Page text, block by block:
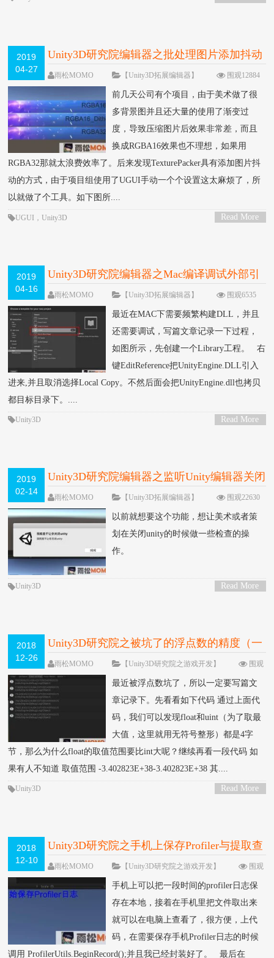
2019
04-27
Unity3D研究院编辑器之批处理图片添加抖动
（三十三）
雨松MOMO 【Unity3D拓展编辑器】
围观12884
次
5 条评论
前几天公司有个项目，由于美术做了很
多背景图并且还大量的使用了渐变过
度，导致压缩图片后效果非常差，而且
换成RGBA16效果也不理想，如果用
RGBA32那就太浪费效率了。后来发现TexturePacker具有添加图片抖
动的方式，由于项目组使用了UGUI手动一个个设置这太麻烦了，所
以就做了个工具。如下图所....
Read More
UGUI ，Unity3D
2019
04-16
Unity3D研究院编辑器之Mac编译调试外部引
用DLL（三十二）
雨松MOMO 【Unity3D拓展编辑器】
围观6535
次
留下评论
最近在MAC下需要频繁构建DLL，并且
还需要调试，写篇文章记录一下过程，
如图所示，先创建一个Library工程。 右
键EditReference把UnityEngine.DLL引入
进来,并且取消选择Local Copy。不然后面会把UnityEngine.dll也拷贝
都目标目录下。....
Read More
Unity3D
2019
02-14
Unity3D研究院编辑器之监听Unity编辑器关闭
事件（三十一）
雨松MOMO 【Unity3D拓展编辑器】
围观22630
次
9 条评论
以前就想要这个功能，想让美术或者策
划在关闭unity的时候做一些检查的操
作。
Read More
Unity3D
2018
12-26
Unity3D研究院之被坑了的浮点数的精度（一
百零三）
雨松MOMO 【Unity3D研究院之游戏开发】
围观
30187次
12 条评论
最近被浮点数坑了，所以一定要写篇文
章记录下。先看看如下代码 通过上面代
码，我们可以发现float和uint（为了取最
大值，这里就用无符号整形）都是4字
节，那么为什么float的取值范围要比int大呢？继续再看一段代码 如
果有人不知道 取值范围 -3.402823E+38-3.402823E+38 其....
Read More
Unity3D
2018
12-10
Unity3D研究院之手机上保存Profiler与提取查
看（一百零二）
雨松MOMO 【Unity3D研究院之游戏开发】
围观
14507次
5 条评论
手机上可以把一段时间的profiler日志保
存在本地，接着在手机里把文件取出来
就可以在电脑上查看了，很方便，上代
码，在需要保存手机Profiler日志的时候
调用 ProfilerUtils.BeginRecord();并且我已经封装好了。 最后在